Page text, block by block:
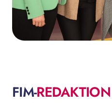
FIM-REDAKTION